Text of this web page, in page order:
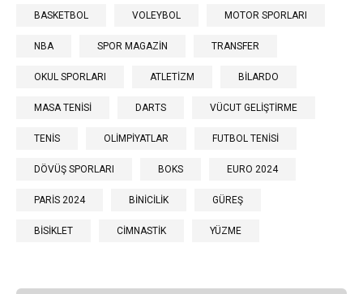
BASKETBOL VOLEYBOL MOTOR SPORLARI
NBA SPOR MAGAZİN TRANSFER
OKUL SPORLARI ATLETİZM BİLARDO
MASA TENİSİ DARTS VÜCUT GELİŞTİRME
TENİS OLİMPİYATLAR FUTBOL TENİSİ
DÖVÜŞ SPORLARI BOKS EURO 2024
PARİS 2024 BİNİCİLİK GÜREŞ
BİSİKLET CİMNASTİK YÜZME